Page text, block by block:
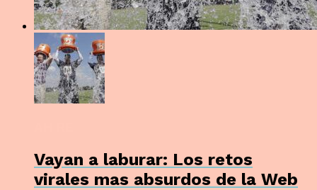
Vayan a laburar: Los retos
virales mas absurdos de la Web